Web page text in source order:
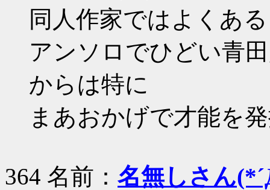
同人作家ではよくあ
アンソロでひどい青
からは特に
まあおかげで才能を
364 名前： 名無しさん